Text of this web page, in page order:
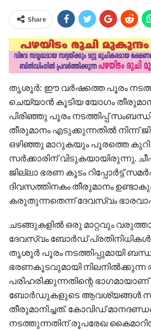
Share
തൃശൂര്‍: ഈ വർഷത്തെ പൂരം
ചെയ്യാൻ കൂടിയ യോഗം
പിരിഞ്ഞു പൂരം നടത്തിപ്പ്
തീരുമാനം എടുക്കുന്നതിൽ നിന്ന്
ഒഴിഞ്ഞു മാറുകയും പൂരത്തെ
സർക്കാരിന് വിടുകയായിരുന്നു.
ജില്ലാ ഭരണ കൂടം റിപ്പോർട്ട്
ദിവസത്തിനകം തീരുമാനം
കരുതുന്നതെന്ന് ദേവസ്വം
ചടങ്ങുകളില്‍ ഒരു മാറ്റവും
ദേവസ്വം ബോര്‍ഡ്
തൃശൂര്‍ പൂരം നടത്തിപ്പുമായി
ഭരണകൂടവുമായി നിലനില്‍ക്കുന്ന
പരിഹരിക്കുന്നതിന്റെ
ബോര്‍ഡുകളുടെ ആവശ്യങ്ങള്‍
തീരുമാനിച്ചത്. കോവിഡ്
നടത്തുന്നതിന് രൂപരേഖ